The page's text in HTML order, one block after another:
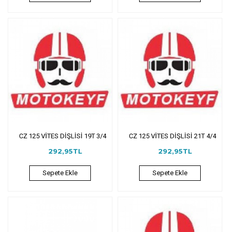
CZ 125 VİTES DİŞLİSİ 19T 3/4
292,95TL
Sepete Ekle
CZ 125 VİTES DİŞLİSİ 21T 4/4
292,95TL
Sepete Ekle